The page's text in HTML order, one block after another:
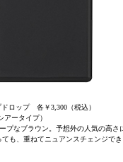
ロップ 各￥3,300（税込）
アータイプ）
なブラウン。予想外の人気の高さ
も、重ねてニュアンスチェンジでき